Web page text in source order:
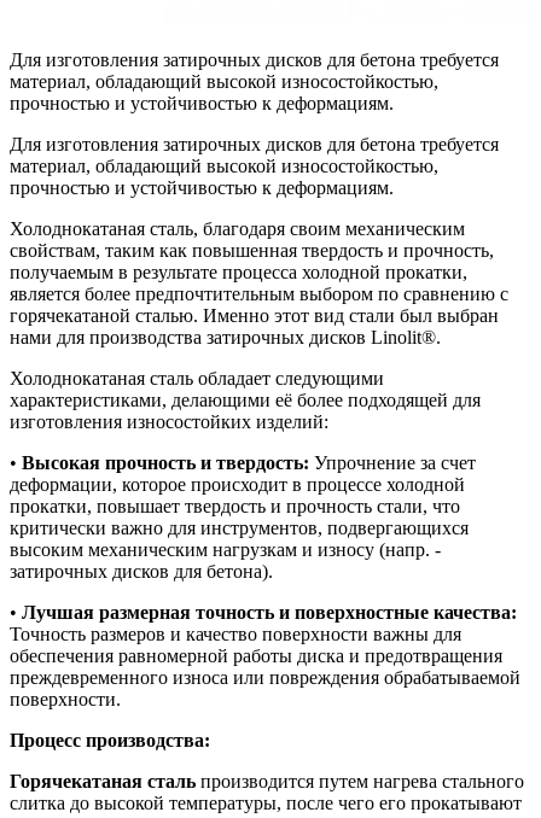
Для изготовления затирочных дисков для бетона требуется
материал, обладающий высокой износостойкостью,
прочностью и устойчивостью к деформациям.
Для изготовления затирочных дисков для бетона требуется
материал, обладающий высокой износостойкостью,
прочностью и устойчивостью к деформациям.
Холоднокатаная сталь, благодаря своим механическим
свойствам, таким как повышенная твердость и прочность,
получаемым в результате процесса холодной прокатки,
является более предпочтительным выбором по сравнению с
горячекатаной сталью. Именно этот вид стали был выбран
нами для производства затирочных дисков Linolit®.
Холоднокатаная сталь обладает следующими
характеристиками, делающими её более подходящей для
изготовления износостойких изделий:
• Высокая прочность и твердость: Упрочнение за счет
деформации, которое происходит в процессе холодной
прокатки, повышает твердость и прочность стали, что
критически важно для инструментов, подвергающихся
высоким механическим нагрузкам и износу (напр. -
затирочных дисков для бетона).
• Лучшая размерная точность и поверхностные качества:
Точность размеров и качество поверхности важны для
обеспечения равномерной работы диска и предотвращения
преждевременного износа или повреждения обрабатываемой
поверхности.
Процесс производства:
Горячекатаная сталь производится путем нагрева стального
слитка до высокой температуры, после чего его прокатывают